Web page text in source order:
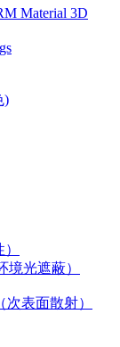
Material 3D
)
境光遮蔽）
次表面散射）